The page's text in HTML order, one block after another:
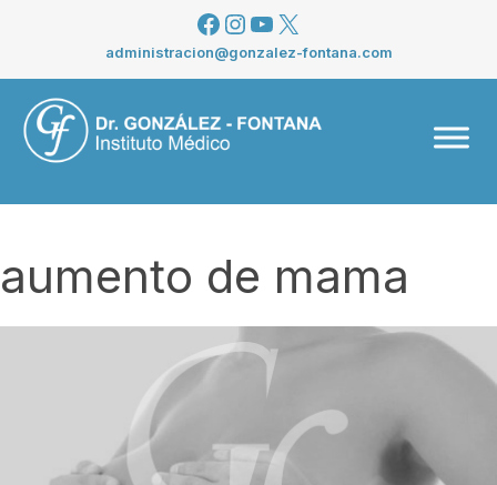
contenido
Facebook
Instagram
YouTube
X
administracion@gonzalez-fontana.com
aumento de mama